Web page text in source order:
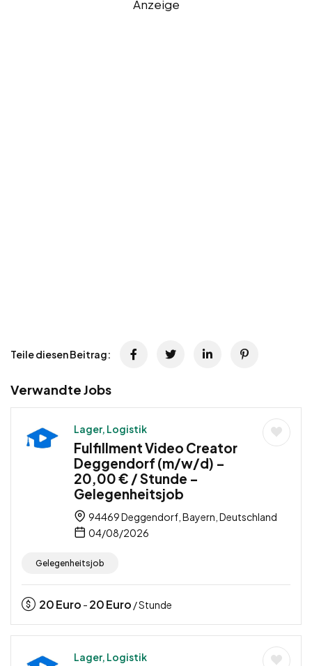
Anzeige
Teile diesen Beitrag:
Verwandte Jobs
Lager, Logistik
Fulfillment Video Creator
Deggendorf (m/w/d) –
20,00 € / Stunde –
Gelegenheitsjob
94469 Deggendorf, Bayern, Deutschland
04/08/2026
Gelegenheitsjob
20Euro - 20Euro / Stunde
Lager, Logistik